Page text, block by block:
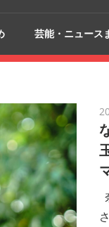
芸能・ニュース